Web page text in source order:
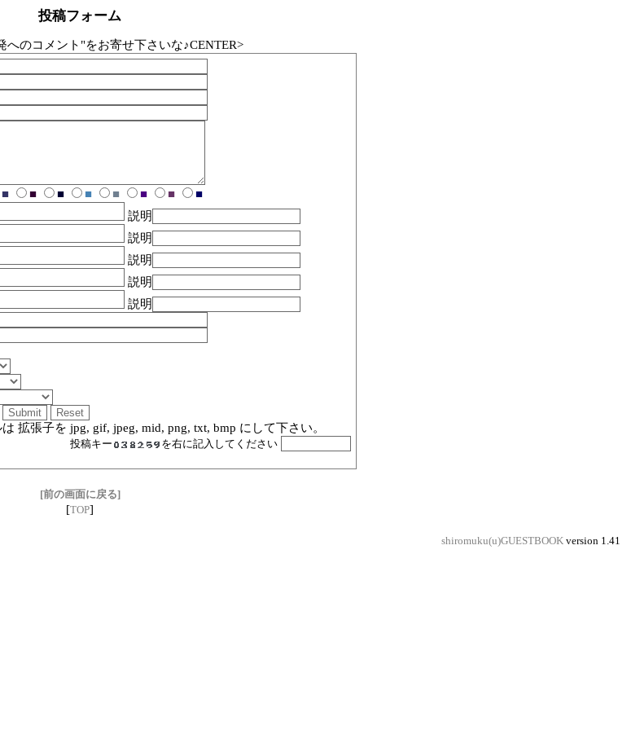
投稿フォーム
へのコメント"をお寄せ下さいな♪CENTER>
■ ■ ■ ■ ■ ■ ■
■
説明
説明
説明
説明
説明
拡張子を jpg, gif, jpeg, mid, png, txt, bmp にして下さい。
投稿キー を右に記入してください
[前の画面に戻る]
[TOP]
shiromuku(u)GUESTBOOK version 1.41